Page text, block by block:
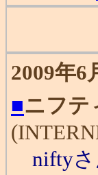
2009年6
■ニフテ
niftyさ